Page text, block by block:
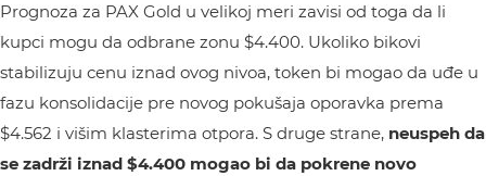
Prognoza za PAX Gold u velikoj meri zavisi od toga da li
kupci mogu da odbrane zonu $4.400. Ukoliko bikovi
stabilizuju cenu iznad ovog nivoa, token bi mogao da uđe u
fazu konsolidacije pre novog pokušaja oporavka prema
$4.562 i višim klasterima otpora. S druge strane, neuspeh da
se zadrži iznad $4.400 mogao bi da pokrene novo